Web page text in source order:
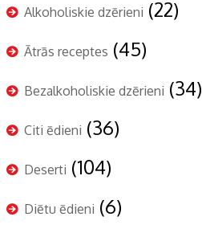
Alkoholiskie dzērieni (22)
Ātrās receptes (45)
Bezalkoholiskie dzērieni (34)
Citi ēdieni (36)
Deserti (104)
Diētu ēdieni (6)